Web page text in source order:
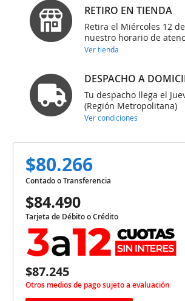
RETIRO EN TIENDA
Retira el Miércoles 12
nuestro horario de
Ver tienda
DESPACHO A
Tu despacho llega el
(Región Metropolitana)
Ver condiciones
$80.266
Contado o Transferencia
$84.490
Tarjeta de Débito o Crédito
$87.245
Otros medios de pago sujeto a evaluación